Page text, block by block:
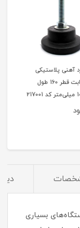
آهنی پلاستیکی
m24 ثابت قطر 160 طول
بسیاری